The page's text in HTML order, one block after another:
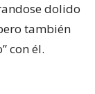
dolido
también
con él.